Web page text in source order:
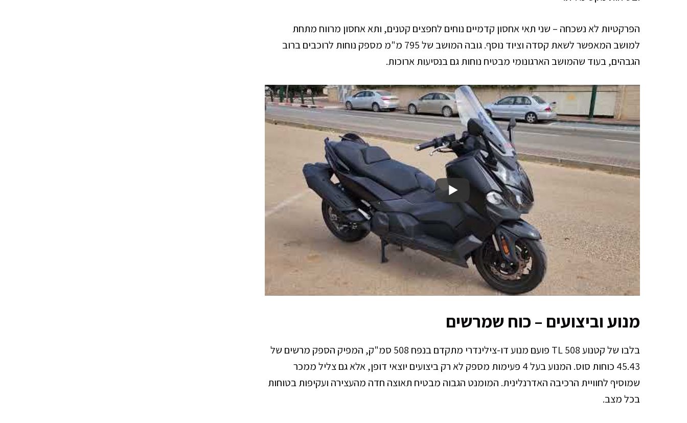
הפרקטיות לא נשכחה – שני תאי אחסון קדמיים נוחים לחפצים קטנים, ותא אחסון מרווח מתחת
למושב המאפשר לשאת קסדה וציוד נוסף. גובה המושב של 795 מ"מ מספק נוחות לרוכבים ברוב
הגבהים, בעוד שהמושב הארגונומי מבטיח נוחות גם בנסיעות ארוכות.
מנוע וביצועים – כוח שמרשים
בלבו של קטנוע TL 508 פועם מנוע דו-צילינדרי מתקדם בנפח 508 סמ"ק, המפיק הספק מרשים של
45.43 כוחות סוס. המנוע בעל 4 פעימות מספק לא רק ביצועים יוצאי דופן, אלא גם צליל ממכר
שמוסיף לחוויית הרכיבה האדרנלינית. המומנט הגבוה מבטיח תאוצה חדה מהעצירה ועקיפות בטוחות
בכל מצב.